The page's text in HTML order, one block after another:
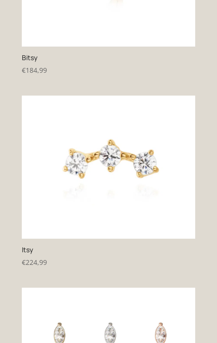
Bitsy
€184,99
Itsy
€224,99